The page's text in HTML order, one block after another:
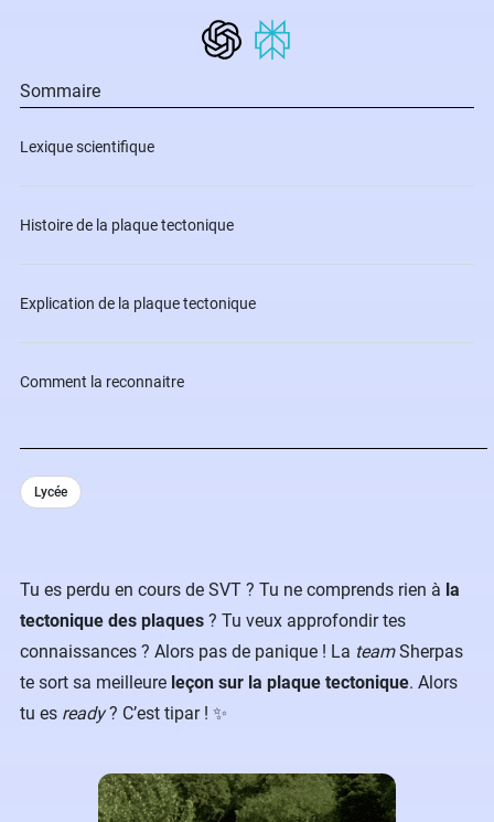
Tu es perdu en cours de SVT ? Tu ne comprends rien à la
tectonique des plaques ? Tu veux approfondir tes
connaissances ? Alors pas de panique ! La teamSherpas
te sort sa meilleure leçon sur la plaque tectonique. Alors
tu es ready? C’est tipar ! ✨
Sommaire
Lexique scientifique
Histoire de la plaque tectonique
Explication de la plaque tectonique
Comment la reconnaitre
Lycée